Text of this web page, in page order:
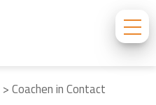
>Coachen in Contact